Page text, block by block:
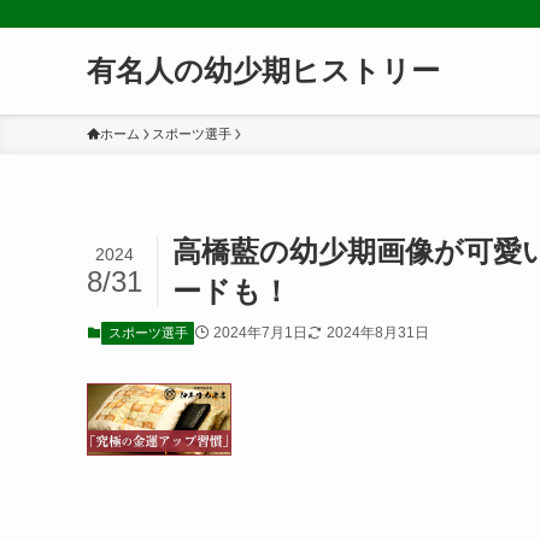
有名人の幼少期ヒストリー
ホーム スポーツ選手
高橋藍の幼少期画像が可愛
ードも！
2024
8/31
スポーツ選手 2024年7月1日 2024年8月31日